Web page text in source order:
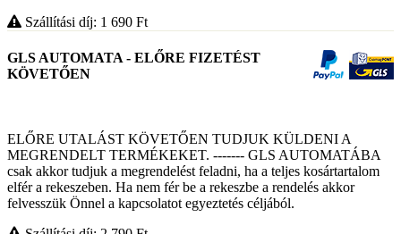
Szállítási díj: 1 690 Ft
GLS AUTOMATA - ELŐRE FIZETÉST
KÖVETŐEN
ELŐRE UTALÁST KÖVETŐEN TUDJUK KÜLDENI A
MEGRENDELT TERMÉKEKET. ------- GLS AUTOMATÁBA
csak akkor tudjuk a megrendelést feladni, ha a teljes kosártartalom
elfér a rekeszeben. Ha nem fér be a rekeszbe a rendelés akkor
felvesszük Önnel a kapcsolatot egyeztetés céljából.